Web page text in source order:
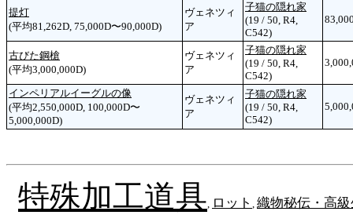
提灯
(平均81,262D, 75,000D〜90,000D)
ヴェネツィ
ア
子猫の隠れ家
(19 / 50, R4,
C542)
古びた鋼槍
(平均3,000,000D)
ヴェネツィ
ア
子猫の隠れ家
(19 / 50, R4,
C542)
インペリアルイーグルの像
(平均2,550,000D, 100,000D〜
5,000,000D)
ヴェネツィ
ア
子猫の隠れ家
(19 / 50, R4,
C542)
特殊加工道具 ロット 織物秘伝・高